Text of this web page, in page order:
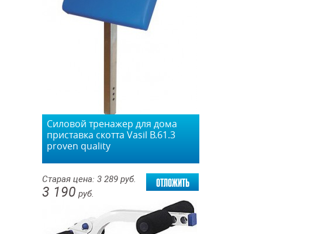
Силовой тренажер для дома
приставка скотта Vasil В.61.3
proven quality
Старая цена: 3 289 руб.
3 190 руб.
отложить